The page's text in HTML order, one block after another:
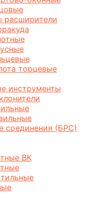
расширители
торцевые
инструменты
соединения (БРС)
ВК